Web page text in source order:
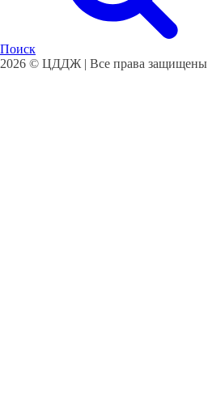
Поиск
2026 © ЦДДЖ | Все права защищены